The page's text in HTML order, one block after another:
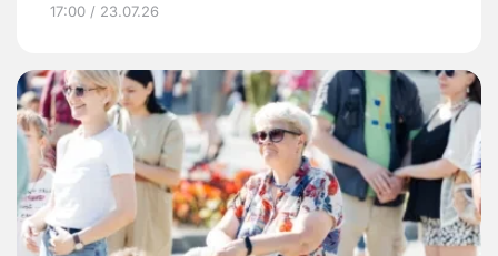
17:00 / 23.07.26